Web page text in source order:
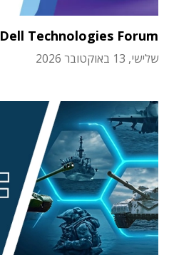
Dell Technologies Forum
שלישי, 13 באוקטובר 2026